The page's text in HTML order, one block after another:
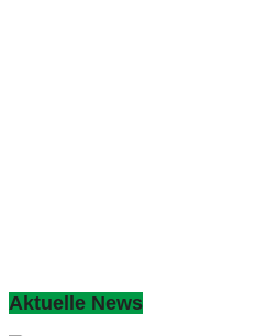
Aktuelle News